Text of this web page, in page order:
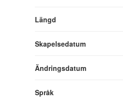
Längd
Skapelsedatum
Ändringsdatum
Språk